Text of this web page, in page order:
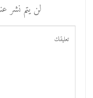
لن يتم نشر